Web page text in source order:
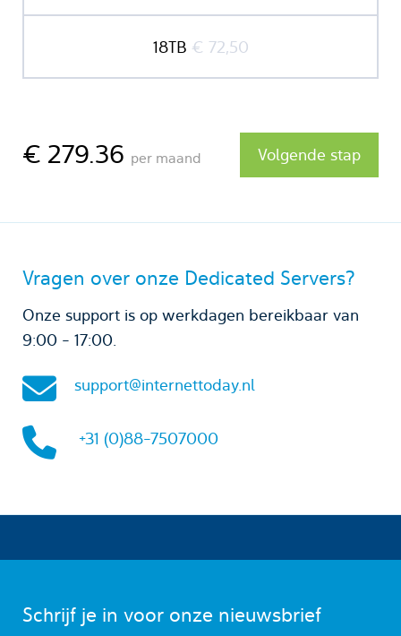
18TB € 72,50
€ 279.36 per maand Volgende stap
Vragen over onze Dedicated Servers?
Onze support is op werkdagen bereikbaar van
9:00 - 17:00.
support@internettoday.nl
+31 (0)88-7507000
Schrijf je in voor onze nieuwsbrief